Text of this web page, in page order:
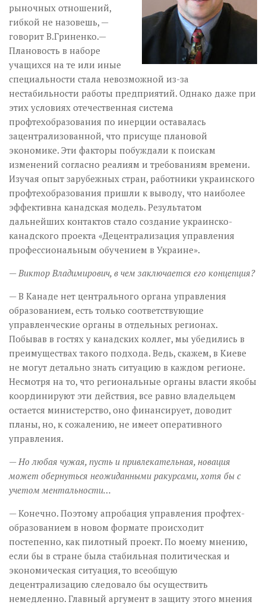
рыночных отношений,
гибкой не назовешь, —
говорит В.Гриненко.—
Плановость в наборе
учащихся на те или иные
специальности стала невозможной из-за
нестабильности работы предприятий. Однако даже при
этих условиях отечественная система
профтехобразования по инерции оставалась
зацентрализованной, что присуще плановой
экономике. Эти факторы побуждали к поискам
изменений согласно реалиям и требованиям времени.
Изучая опыт зарубежных стран, работники украинского
профтехобразования пришли к выводу, что наиболее
эффективна канадская модель. Результатом
дальнейших контактов стало создание украинско-
канадского проекта «Децентрализация управления
профессиональным обучением в Украине».
— Виктор Владимирович, в чем заключается его концепция?
— В Канаде нет центрального органа управления
образованием, есть только соответствующие
управленческие органы в отдельных регионах.
Побывав в гостях у канадских коллег, мы убедились в
преимуществах такого подхода. Ведь, скажем, в Киеве
не могут детально знать ситуацию в каждом регионе.
Несмотря на то, что региональные органы власти якобы
координируют эти действия, все равно владельцем
остается министерство, оно финансирует, доводит
планы, но, к сожалению, не имеет оперативного
управления.
— Но любая чужая, пусть и привлекательная, новация
может обернуться неожиданными ракурсами, хотя бы с
учетом ментальности…
— Конечно. Поэтому апробация управления профтех­
образованием в новом формате происходит
постепенно, как пилотный проект. По моему мнению,
если бы в стране была стабильная политическая и
экономическая ситуация, то всеобщую
децентрализацию следовало бы осуществить
немедленно. Главный аргумент в защиту этого мнения